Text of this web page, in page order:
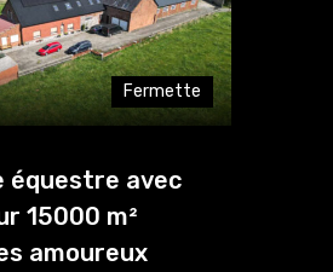
Fermette
équestre avec
15000 m²
amoureux